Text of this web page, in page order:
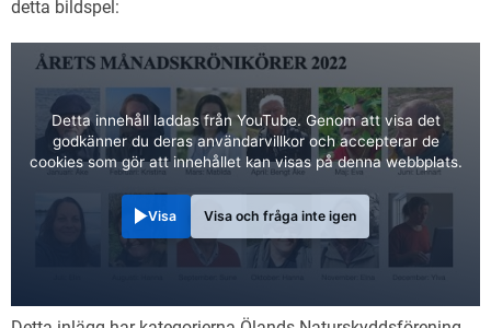
detta bildspel:
Detta innehåll laddas från YouTube. Genom att visa det
godkänner du deras användarvillkor och accepterar de
cookies som gör att innehållet kan visas på denna webbplats.
Visa Visa och fråga inte igen